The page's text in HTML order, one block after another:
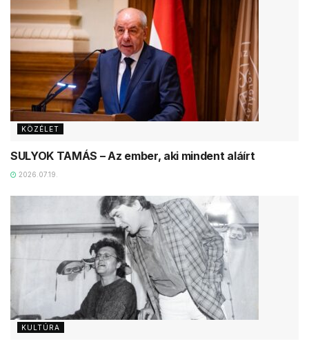
KÖZÉLET
SULYOK TAMÁS – Az ember, aki mindent aláírt
2026.07.19.
KULTÚRA